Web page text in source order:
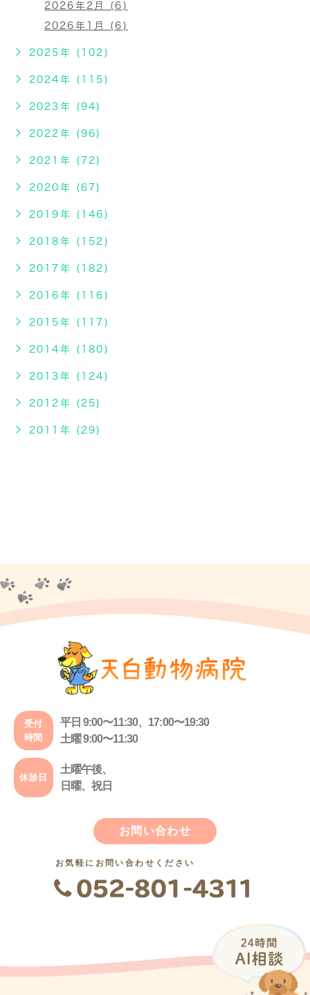
2026年2月 (6)
2026年1月 (6)
2025年 (102)
2024年 (115)
2023年 (94)
2022年 (96)
2021年 (72)
2020年 (67)
2019年 (146)
2018年 (152)
2017年 (182)
2016年 (116)
2015年 (117)
2014年 (180)
2013年 (124)
2012年 (25)
2011年 (29)
受付
時間
平日 9:00〜11:30、17:00〜19:30
土曜 9:00〜11:30
休診日
土曜午後、
日曜、祝日
お問い合わせ
お気軽にお問い合わせください